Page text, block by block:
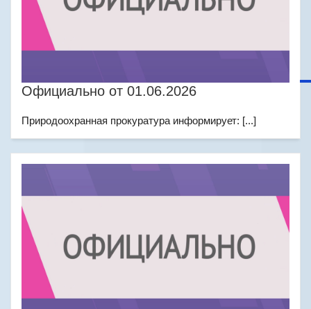
Официально от 01.06.2026
Природоохранная прокуратура информирует: [...]